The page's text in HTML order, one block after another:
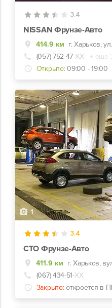
3.4
NISSAN Фрунзе-Авто
414.9 км г. Харьков,
(057) 752-47-ХХ
+ еще
Открыто: 09:00 - 19:00
1
3.4
СТО Фрунзе-Авто
411.9 км г. Харьков,
(067) 434-51-ХХ
Закрыто: откроется в